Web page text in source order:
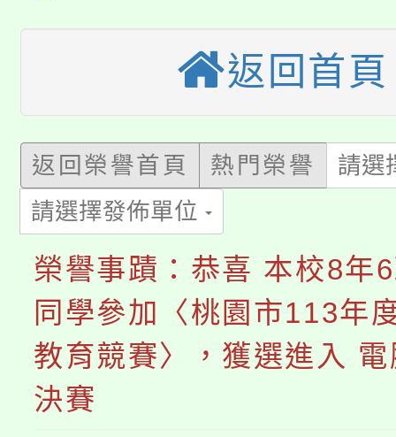
視費優惠，中低收入戶
半價優惠，詳情可洽有
者。
大園自造教育及科技中
份教師增能研習
大溪自造教育及科技
份教師研習
淨零綠生活教案入校路
會
115年食農教育專業人
程
「本色祭」8/29、30在
場熱烈登場!
8/21下午1時於龍潭區
徵才活動。
YOUNG桃局內行報名
局官網。
8月14至27日，桃園電
開!
115年桃園市運動會8/
桃園市低收入戶享有免
返回首頁
返回榮譽首頁 熱門榮譽
請選
請選擇發佈單位
榮譽事蹟：恭喜 本校8年
同學參加〈桃園市113年
教育競賽〉，獲選進入
決賽